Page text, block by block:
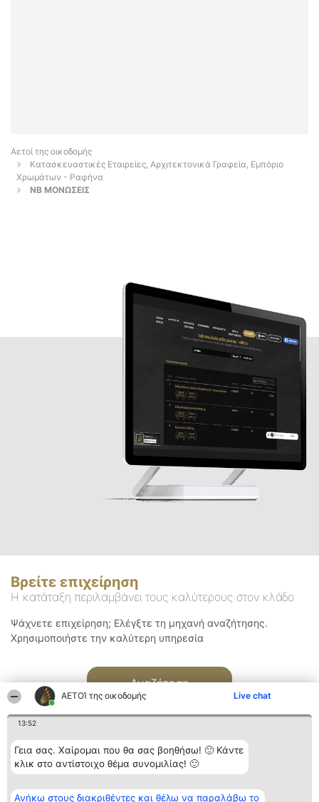
ΑΕΤΟΊ της οικοδομής Live chat
13:52
Γεια σας. Χαίρομαι που θα σας βοηθήσω! 🙂 Κάντε
κλικ στο αντίστοιχο θέμα συνομιλίας! 🙂
Ανήκω στους διακριθέντες και θέλω να παραλάβω το
Αετοί της οικοδομής
Κατασκευαστικές Εταιρείες, Αρχιτεκτονικά Γραφεία, Εμπόριο
Χρωμάτων - Ραφήνα
ΝΒ ΜΟΝΩΣΕΙΣ
Βρείτε επιχείρηση
Η κατάταξη περιλαμβάνει τους καλύτερους στον κλάδο
Ψάχνετε επιχείρηση; Ελέγξτε τη μηχανή αναζήτησης.
Χρησιμοποιήστε την καλύτερη υπηρεσία
Αναζήτηση
Διοργανωτής της
κατάταξης
Κατάταξη
Διακριθέντες
Επικοινωνία
Επικοινωνία